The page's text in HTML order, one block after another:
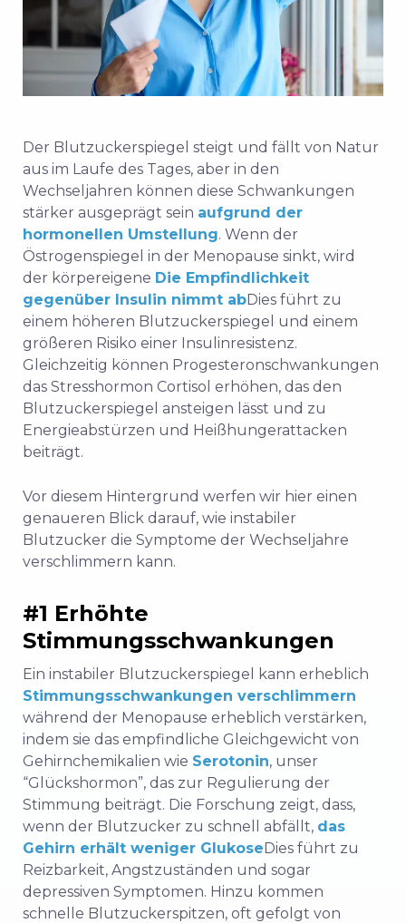
Der Blutzuckerspiegel steigt und fällt von Natur
aus im Laufe des Tages, aber in den
Wechseljahren können diese Schwankungen
stärker ausgeprägt sein aufgrund der
hormonellen Umstellung. Wenn der
Östrogenspiegel in der Menopause sinkt, wird
der körpereigene Die Empfindlichkeit
gegenüber Insulin nimmt abDies führt zu
einem höheren Blutzuckerspiegel und einem
größeren Risiko einer Insulinresistenz.
Gleichzeitig können Progesteronschwankungen
das Stresshormon Cortisol erhöhen, das den
Blutzuckerspiegel ansteigen lässt und zu
Energieabstürzen und Heißhungerattacken
beiträgt.
Vor diesem Hintergrund werfen wir hier einen
genaueren Blick darauf, wie instabiler
Blutzucker die Symptome der Wechseljahre
verschlimmern kann.
#1 Erhöhte
Stimmungsschwankungen
Ein instabiler Blutzuckerspiegel kann erheblich
Stimmungsschwankungen verschlimmern
während der Menopause erheblich verstärken,
indem sie das empfindliche Gleichgewicht von
Gehirnchemikalien wie Serotonin, unser
“Glückshormon”, das zur Regulierung der
Stimmung beiträgt. Die Forschung zeigt, dass,
wenn der Blutzucker zu schnell abfällt, das
Gehirn erhält weniger Glukose Dies führt zu
Reizbarkeit, Angstzuständen und sogar
depressiven Symptomen. Hinzu kommen
schnelle Blutzuckerspitzen, oft gefolgt von